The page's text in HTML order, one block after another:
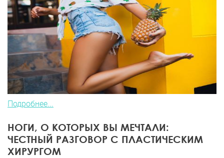
Подробнее...
НОГИ, О КОТОРЫХ ВЫ МЕЧТАЛИ:
ЧЕСТНЫЙ РАЗГОВОР С ПЛАСТИЧЕСКИМ
ХИРУРГОМ